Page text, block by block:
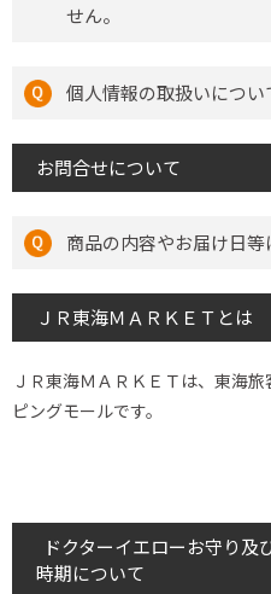
せん。
個人情報の取扱いについ
お問合せについて
商品の内容やお届け日等
ＪＲ東海ＭＡＲＫＥＴとは
ＪＲ東海ＭＡＲＫＥＴは、東海
ピングモールです。
ドクターイエローお守り
時期について